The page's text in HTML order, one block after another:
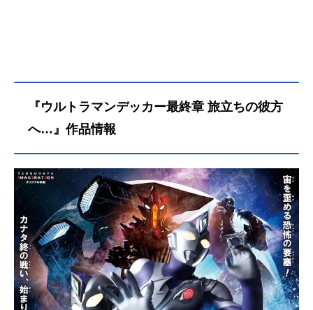
『ウルトラマンデッカー最終章 旅立ちの彼方
へ…』作品情報